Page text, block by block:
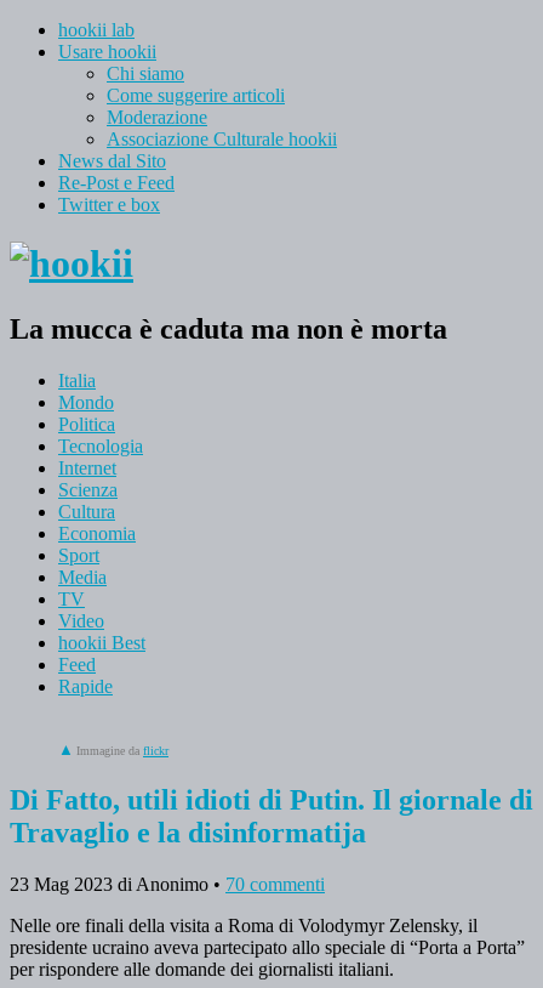
hookii lab
Usare hookii
Chi siamo
Come suggerire articoli
Moderazione
Associazione Culturale hookii
News dal Sito
Re-Post e Feed
Twitter e box
La mucca è caduta ma non è morta
Italia
Mondo
Politica
Tecnologia
Internet
Scienza
Cultura
Economia
Sport
Media
TV
Video
hookii Best
Feed
Rapide
Immagine da flickr
Di Fatto, utili idioti di Putin. Il giornale di
Travaglio e la disinformatija
23 Mag 2023 di Anonimo • 70 commenti
Nelle ore finali della visita a Roma di Volodymyr Zelensky, il
presidente ucraino aveva partecipato allo speciale di “Porta a Porta”
per rispondere alle domande dei giornalisti italiani.